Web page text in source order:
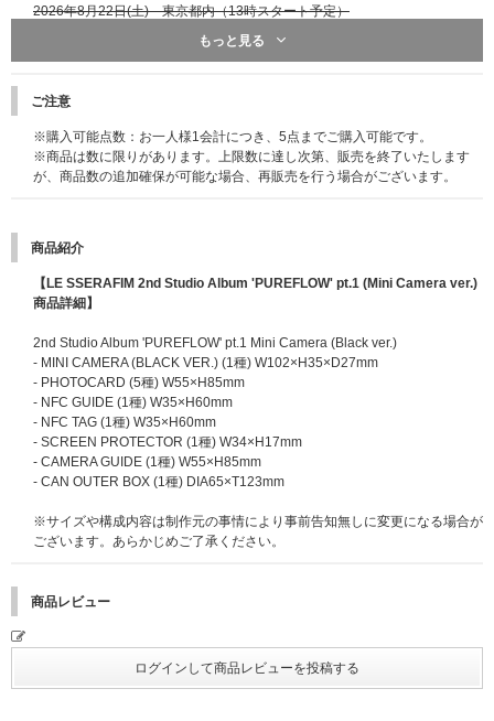
2026年8月22日(土) 東京都内（13時スタート予定）
2026年8月23日(日) 大阪市内（13時スタート予定）
※開催会場は当選者のみにお伝えする予定です。
※開催日程は変更される場合があります。
■オフライン特典会イベント内容
・ミニトーク/ミニフォトタイム＋メンバー指定個別ツーショット撮影
mbership (JP)会員限定となります。)
※イベント内容の詳細は後日ご案内いたします。
ー指定個別サイン会は「LE SSERAFIM GLOBAL OFFICIAL FANCLUB FEA
RNOT MEMBERSHIP (JP)会員限定イベント」です。イベント開催日時点で
有効会員でない場合参加対象外になる場合がございます。
■応募期間(全3回)
【第1回】2026年6月1日(月)11:00～6月9日(火)10:59 → 当落発表：6月15日
(月) 17:00頃
【第2回】2026年6月9日(火)11:00～6月16日(火)10:59 → 当落発表：6月22
【第3回】2026年6月16日(火)11:00～6月23日(火)10:59 → 当落発表：6月2
9日(月) 17:00頃
す。余裕を持ってご応募ください。
※商品が届かない、受け取れない等の理由を含め、いかなる場合も上記応募
期間以外はご応募いただけません。あらかじめご了承ください。
※オンラインショップにてご購入の方は、商品受取日と上記スケジュールを
もっと見る
ご注意
※購入可能点数：お一人様1会計につき、5点までご購入可能です。
※商品は数に限りがあります。上限数に達し次第、販売を終了いたします
が、商品数の追加確保が可能な場合、再販売を行う場合がございます。
商品紹介
【LE SSERAFIM 2nd Studio Album 'PUREFLOW' pt.1 (Mini Camera ver.)
商品詳細】
2nd Studio Album 'PUREFLOW' pt.1 Mini Camera (Black ver.)
- MINI CAMERA (BLACK VER.) (1種) W102×H35×D27mm
- PHOTOCARD (5種) W55×H85mm
- NFC GUIDE (1種) W35×H60mm
- NFC TAG (1種) W35×H60mm
- SCREEN PROTECTOR (1種) W34×H17mm
- CAMERA GUIDE (1種) W55×H85mm
- CAN OUTER BOX (1種) DIA65×T123mm
※サイズや構成内容は制作元の事情により事前告知無しに変更になる場合が
ございます。あらかじめご了承ください。
商品レビュー